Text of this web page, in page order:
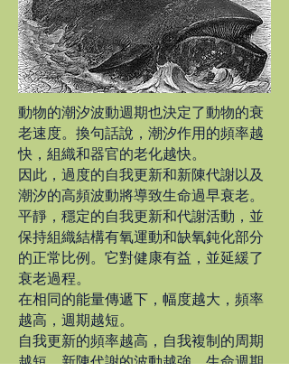
動物的潮汐波動週期也決定了動物的衰
老速度。換句話說，潮汐作用的頻率越
快，組織和器官的老化越快。
因此，過度的自我更新和新陳代謝以及
潮汐的高頻波動將導致生命過早衰老。
平靜，穩定的自我更新和代謝活動，並
保持組織結構有氧運動和缺氧鈍化部分
的正常比例。它對健康有益，並延緩了
衰老過程。
在相同的能量傳遞下，幅度越大，頻率
越高，週期越短。
自我更新的頻率越高，自我複制的周期
越短，新陳代謝的波動越強，生命週期